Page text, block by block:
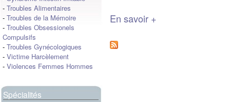
- Troubles Alimentaires
- Troubles de la Mémoire
- Troubles Obsessionels
Compulsifs
- Troubles Gynécologiques
- Victime Harcèlement
- Violences Femmes Hommes
Spécialités
En savoir +